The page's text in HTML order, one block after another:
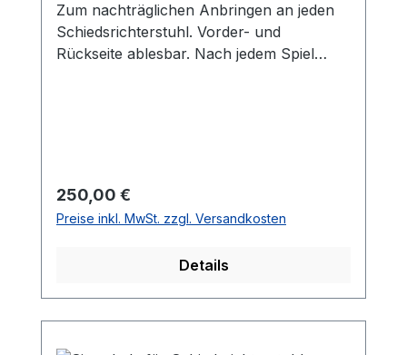
Zum nachträglichen Anbringen an jeden
Schiedsrichterstuhl. Vorder- und
Rückseite ablesbar. Nach jedem Spiel
hohen Zahlen geliefert.
Regulärer Preis:
250,00 €
Preise inkl. MwSt. zzgl. Versandkosten
Details